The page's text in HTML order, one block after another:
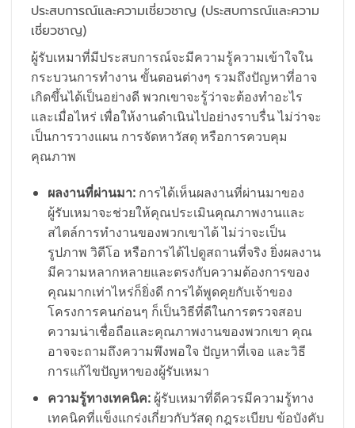
ประสบการณ์และความเชี่ยวชาญ (ประสบการณ์และความ
เชี่ยวชาญ)
ผู้รับเหมาที่มีประสบการณ์จะมีความรู้ความเข้าใจใน
กระบวนการทำงาน ขั้นตอนต่างๆ รวมถึงปัญหาที่อาจ
เกิดขึ้นได้เป็นอย่างดี พวกเขาจะรู้ว่าจะต้องทำอะไร
และเมื่อไหร่ เพื่อให้งานดำเนินไปอย่างราบรื่น ไม่ว่าจะ
เป็นการวางแผน การจัดหาวัสดุ หรือการควบคุม
คุณภาพ
ผลงานที่ผ่านมา:การได้เห็นผลงานที่ผ่านมาของ
ผู้รับเหมาจะช่วยให้คุณประเมินคุณภาพงานและ
สไตล์การทำงานของพวกเขาได้ ไม่ว่าจะเป็น
รูปภาพ วิดีโอ หรือการได้ไปดูสถานที่จริง ยิ่งผลงาน
มีความหลากหลายและตรงกับความต้องการของ
คุณมากเท่าไหร่ก็ยิ่งดี การได้พูดคุยกับเจ้าของ
โครงการคนก่อนๆ ก็เป็นวิธีที่ดีในการตรวจสอบ
ความน่าเชื่อถือและคุณภาพงานของพวกเขา คุณ
อาจจะถามถึงความพึงพอใจ ปัญหาที่เจอ และวิธี
การแก้ไขปัญหาของผู้รับเหมา
ความรู้ทางเทคนิค:ผู้รับเหมาที่ดีควรมีความรู้ทาง
เทคนิคที่แข็งแกร่งเกี่ยวกับวัสดุ กฎระเบียบ ข้อบังคับ